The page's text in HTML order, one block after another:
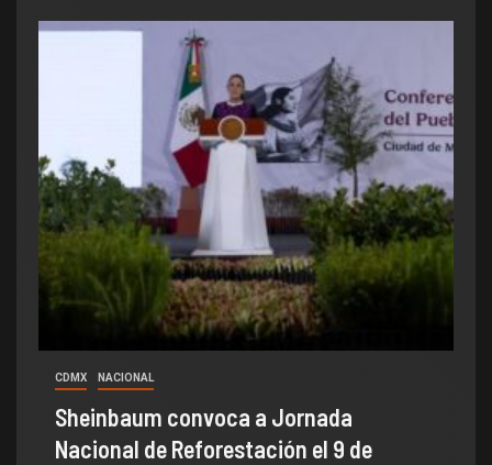
CDMX NACIONAL
Sheinbaum convoca a Jornada
Nacional de Reforestación el 9 de